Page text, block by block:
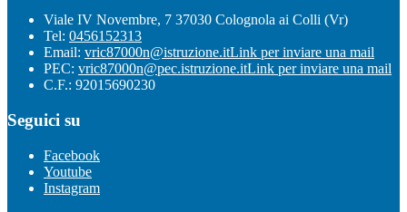
Viale IV Novembre, 7 37030 Colognola ai Colli (Vr)
Tel: 0456152313
Email: vric87000n@istruzione.itLink per inviare una mail
PEC: vric87000n@pec.istruzione.itLink per inviare una mail
C.F.: 92015690230
Seguici su
Facebook
Youtube
Instagram